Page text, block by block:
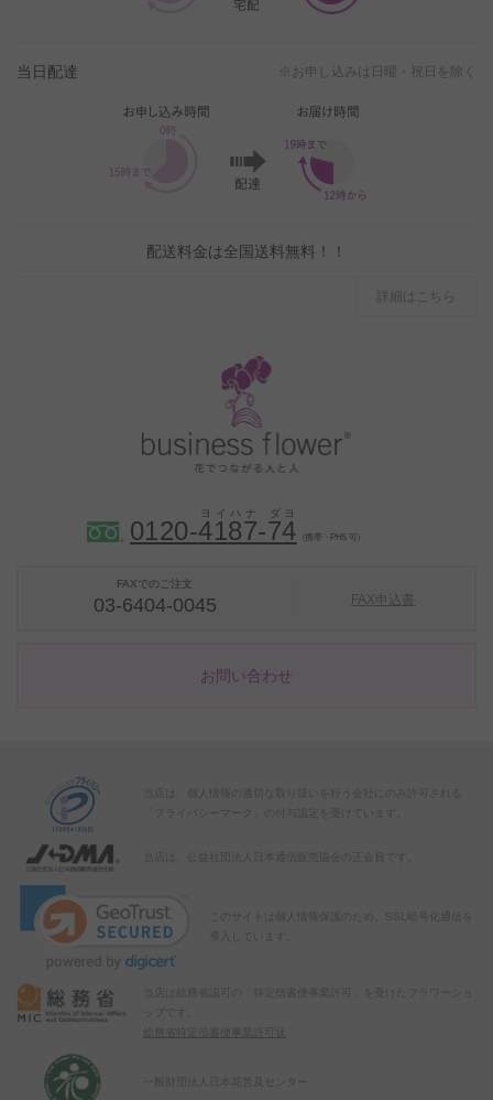
当日配達 ※お申し込みは日曜・祝日を除く
配送料金は全国送料無料！！
詳細はこちら
0120-4187-74 （携帯・PHS 可）
FAXでのご注文
03-6404-0045 FAX申込書
お問い合わせ
当店は、個人情報の適切な取り扱いを行う会社にのみ許可される
「プライバシーマーク」の付与認定を受けています。
当店は、公益社団法人日本通信販売協会の正会員です。
このサイトは個人情報保護のため、SSL暗号化通信を
導入しています。
当店は総務省認可の「特定信書便事業許可」を受けたフラワーショ
総務省特定信書便事業許可状